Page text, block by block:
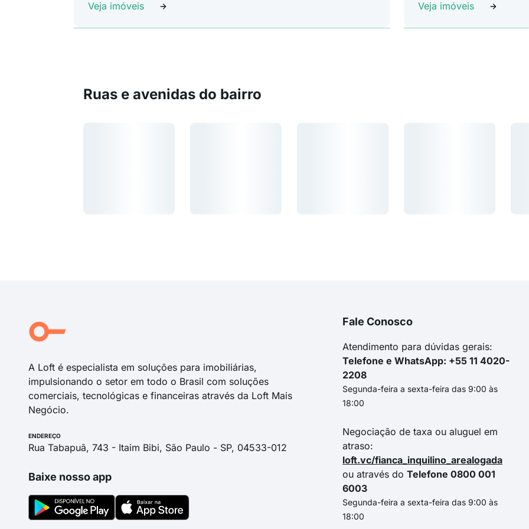
Veja imóveis Veja imóveis
Ruas e avenidas do bairro
A Loft é especialista em soluções para imobiliárias,
impulsionando o setor em todo o Brasil com soluções
comerciais, tecnológicas e financeiras através da Loft Mais
Negócio.
ENDEREÇO
Rua Tabapuã, 743 - Itaim Bibi, São Paulo - SP, 04533-012
Baixe nosso app
Fale Conosco
Atendimento para dúvidas gerais:
Telefone e WhatsApp: +55 11 4020-
2208
Segunda-feira a sexta-feira das 9:00 às
18:00
Negociação de taxa ou aluguel em
atraso:
loft.vc/fianca_inquilino_arealogada
ou através do Telefone 0800 001
6003
Segunda-feira a sexta-feira das 9:00 às
18:00